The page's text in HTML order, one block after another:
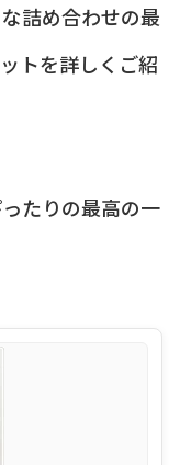
詰め合わせの最
トを詳しくご紹
たりの最高の一